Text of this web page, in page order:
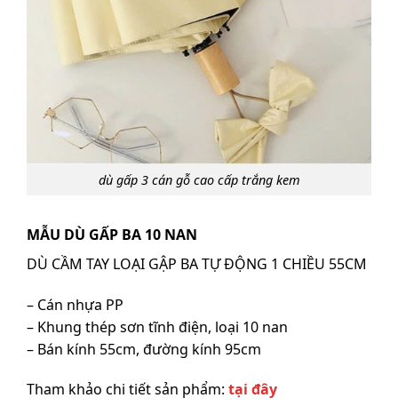
dù gấp 3 cán gỗ cao cấp trắng kem
MẪU DÙ GẤP BA 10 NAN
DÙ CẦM TAY LOẠI GẬP BA TỰ ĐỘNG 1 CHIỀU 55CM
– Cán nhựa PP
– Khung thép sơn tĩnh điện, loại 10 nan
– Bán kính 55cm, đường kính 95cm
Tham khảo chi tiết sản phẩm: tại đây